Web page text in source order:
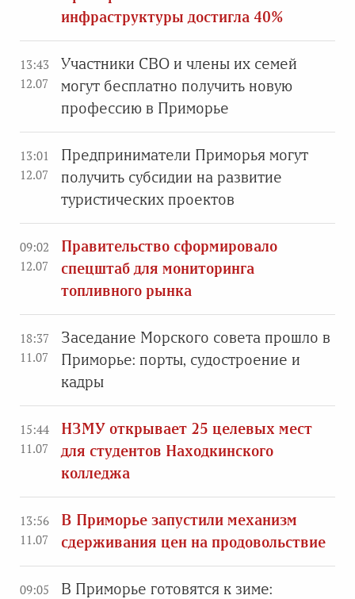
инфраструктуры достигла 40%
13:43
12.07
Участники СВО и члены их семей
могут бесплатно получить новую
профессию в Приморье
13:01
12.07
Предприниматели Приморья могут
получить субсидии на развитие
туристических проектов
09:02
12.07
Правительство сформировало
спецштаб для мониторинга
топливного рынка
18:37
11.07
Заседание Морского совета прошло в
Приморье: порты, судостроение и
кадры
15:44
11.07
НЗМУ открывает 25 целевых мест
для студентов Находкинского
колледжа
13:56
11.07
В Приморье запустили механизм
сдерживания цен на продовольствие
09:05
В Приморье готовятся к зиме: